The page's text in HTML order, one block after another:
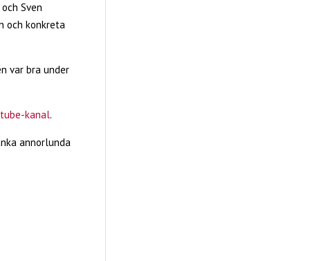
Sven
och konkreta
var bra under
kanal.
annorlunda